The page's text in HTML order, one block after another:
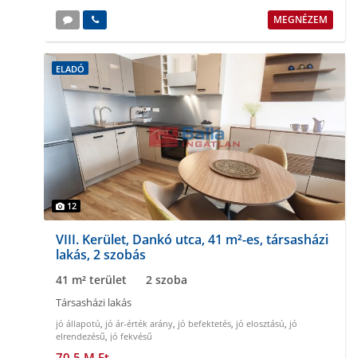
MEGNÉZEM
ELADÓ
12
VIII. Kerület, Dankó utca, 41 m²-es, társasházi
lakás, 2 szobás
41 m² terület 2 szoba
Társasházi lakás
jó állapotú, jó ár-érték arány, jó befektetés, jó elosztású, jó
elrendezésű, jó fekvésű